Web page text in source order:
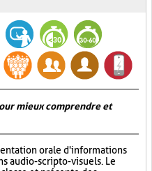
mieux comprendre et
orale d'informations
audio-scripto-visuels. Le